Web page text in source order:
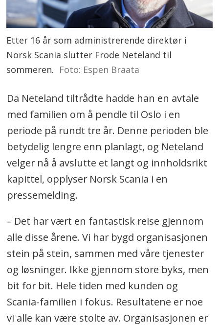
Etter 16 år som administrerende direktør i
Norsk Scania slutter Frode Neteland til
sommeren. Foto: Espen Braata
Da Neteland tiltrådte hadde han en avtale
med familien om å pendle til Oslo i en
periode på rundt tre år. Denne perioden ble
betydelig lengre enn planlagt, og Neteland
velger nå å avslutte et langt og innholdsrikt
kapittel, opplyser Norsk Scania i en
pressemelding.
– Det har vært en fantastisk reise gjennom
alle disse årene. Vi har bygd organisasjonen
stein på stein, sammen med våre tjenester
og løsninger. Ikke gjennom store byks, men
bit for bit. Hele tiden med kunden og
Scania-familien i fokus. Resultatene er noe
vi alle kan være stolte av. Organisasjonen er